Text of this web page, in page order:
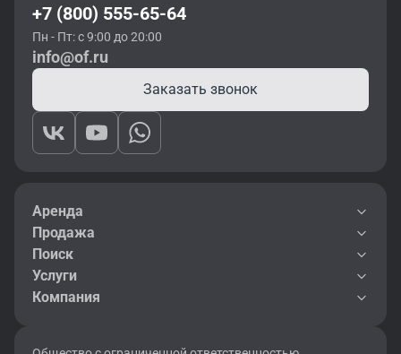
+7 (800) 555-65-64
Пн - Пт: с 9:00 до 20:00
info@of.ru
Заказать звонок
Аренда
Продажа
Поиск
Услуги
Компания